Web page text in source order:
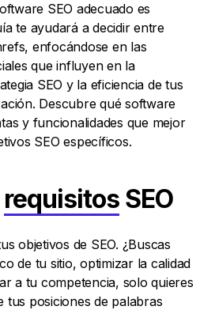
SEO adecuado es
te ayudará a decidir entre
enfocándose en las
que influyen en la
SEO y la eficiencia de tus
Descubre qué software
y funcionalidades que mejor
SEO específicos.
requisitos SEO
objetivos de SEO. ¿Buscas
de tu sitio, optimizar la calidad
a tu competencia, solo quieres
tus posiciones de palabras